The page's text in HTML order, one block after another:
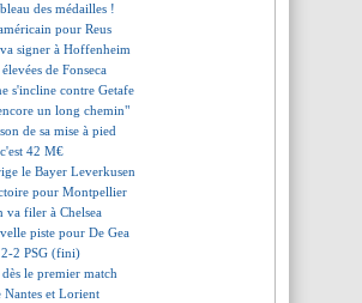
des médailles !
pour Reus
signer à Hoffenheim
de Fonseca
s'incline contre Getafe
un long chemin"
de sa mise à pied
42 M€
le Bayer Leverkusen
pour Montpellier
va filer à Chelsea
piste pour De Gea
2 PSG (fini)
le premier match
Nantes et Lorient